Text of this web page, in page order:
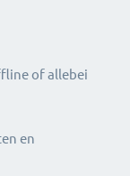
of allebei
en